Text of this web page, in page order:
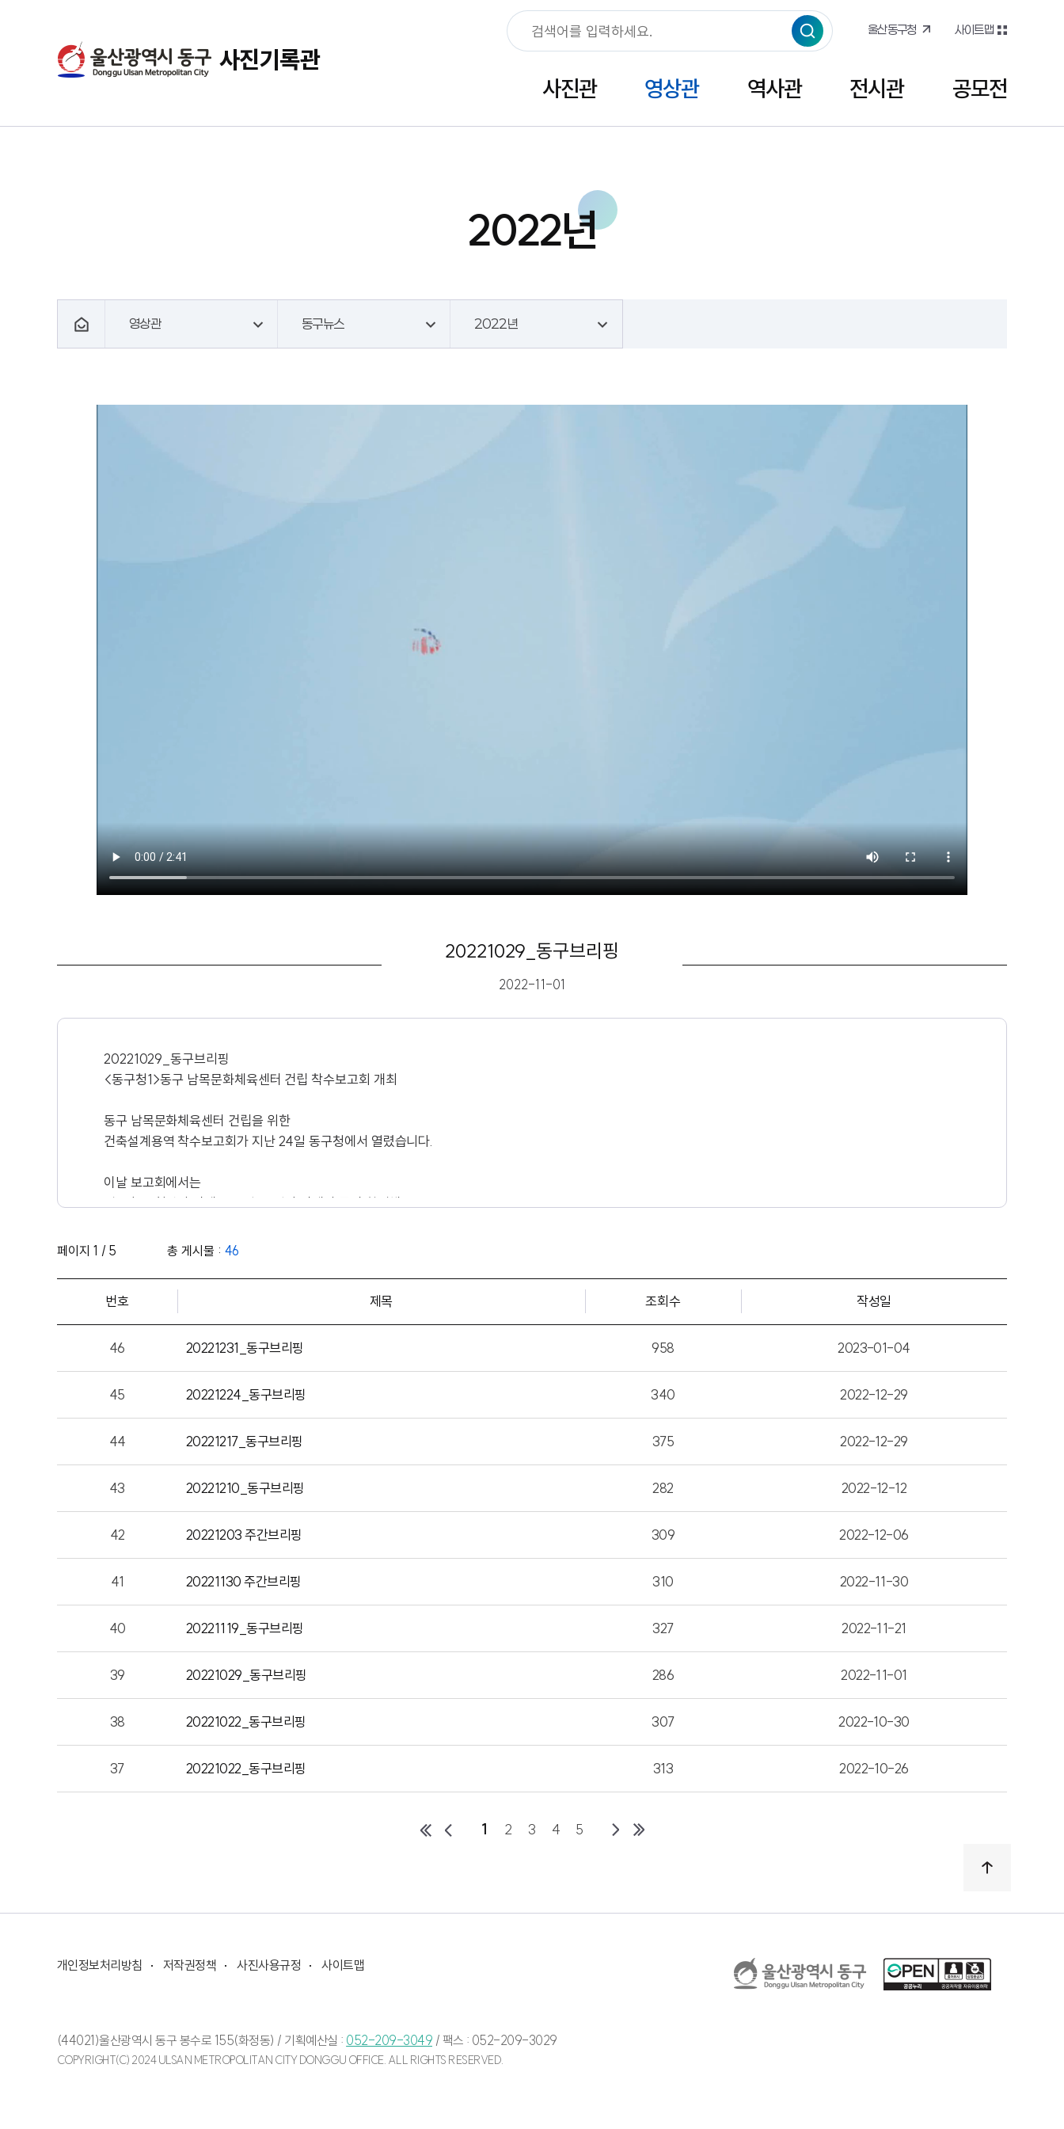
울산동구청 사이트맵
사진기록관
사진관 영상관 역사관 전시관 공모전
2022년
영상관 동구뉴스 2022년
20221029_동구브리핑
2022-11-01
20221029_동구브리핑
<동구청1>동구 남목문화체육센터 건립 착수보고회 개최
동구 남목문화체육센터 건립을 위한
건축설계용역 착수보고회가 지난 24일 동구청에서 열렸습니다.
이날 보고회에서는
김종훈 구청장과 관계 공무원, 용역사 관계자 등이 참석해
국비와 시비 등 150억 원의 사업비가 투입돼
서부동 560번지 일원에 연면적 3천 제곱미터,
지하 1층, 지상 3층 규모로 지어져
오는 2천24년에 완공될 계획입니다.
동구청은 지난 25일 동구청장실에서 관계 공무원과
용역업체 관계자 등 15명이 참석한 가운데
‘일산해수욕장 관광명소화사업
기본계획 수립 용역 최종보고회’를 가졌습니다.
이 사업은 일산해수욕장을
전국적인 관광명소로 발전시키기 위해 추진하는 것으로
해안가 산책로 개선, 청소년 문화 공간 마련 등입니다.
동구는 일산해수욕장이 관광 명소가 될 수 있도록
최선을 다하겠다고 밝혔습니다.
<동구청> 단신 1~3
이에따라 동구는 지난 26일 구청장실에서 선수 환영식을 가졌으며,
페이지 1 / 5 총 게시물 : 46
번호 제목 조회수 작성일
46 20221231_동구브리핑 958 2023-01-04
45 20221224_동구브리핑 340 2022-12-29
44 20221217_동구브리핑 375 2022-12-29
43 20221210_동구브리핑 282 2022-12-12
42 20221203 주간브리핑 309 2022-12-06
41 20221130 주간브리핑 310 2022-11-30
40 20221119_동구브리핑 327 2022-11-21
39 20221029_동구브리핑 286 2022-11-01
38 20221022_동구브리핑 307 2022-10-30
37 20221022_동구브리핑 313 2022-10-26
1 2 3 4 5
개인정보처리방침 저작권정책 사진사용규정 사이트맵
(44021)울산광역시 동구 봉수로 155(화정동) / 기획예산실 : 052-209-3049 / 팩스 : 052-209-3029
COPYRIGHT(C) 2024 ULSAN METROPOLITAN CITY DONGGU OFFICE. ALL RIGHTS RESERVED.